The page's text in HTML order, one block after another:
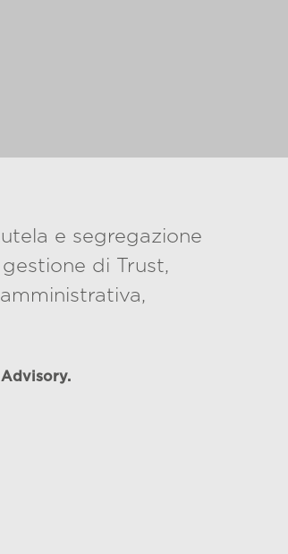
e segregazione
di Trust,